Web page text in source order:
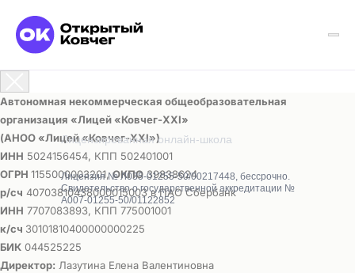
Автономная некоммерческая общеобразовательная
организация «Лицей «Ковчег-ХХI»
(АНОО «Лицей «Ковчег-ХХI»)
ИНН 5024156454, КПП 502401001
ОГРН 1155000003201,ОКПО39838624
р/сч 40703810438000015003 в ПАО Сбербанк
ИНН 7707083893, КПП 775001001
к/сч 30101810400000000225
БИК 044525225
Директор: Лазутина Елена Валентиновна
Лицензированная онлайн-школа
Лицензия № Л035-01255-50/00217448, бессрочно.
Свидетельство о государственной аккредитации №
А007-01255-50/01122852